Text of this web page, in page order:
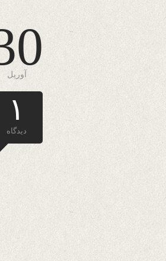
آوریل
۱
دیدگاه